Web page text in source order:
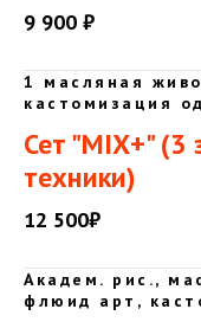
9 900 ₽
1 масляная
кастомизация
Сет "MIX+" (3
техники)
12 500₽
Академ. рис.,
флюид арт,